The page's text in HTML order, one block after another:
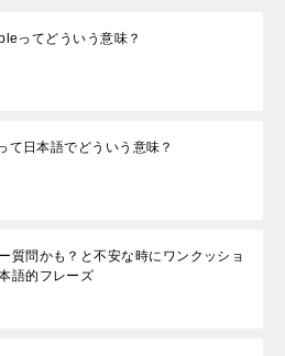
ってどういう意味？
て日本語でどういう意味？
質問かも？と不安な時にワンクッショ
語的フレーズ